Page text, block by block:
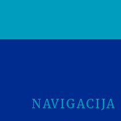
NAVIGACIJA